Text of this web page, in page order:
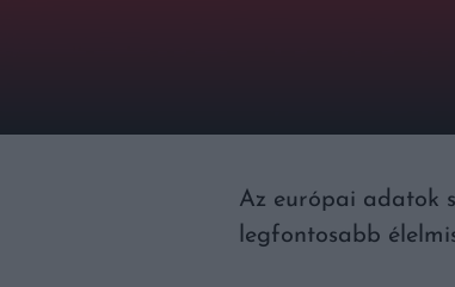
Az európai adatok
legfontosabb